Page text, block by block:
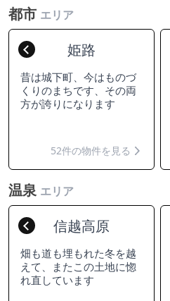
都市 エリア
Previous姫路
昔は城下町、今はものづ
くりのまちです、その両
方が誇りになります
52件の物件を見る
温泉 エリア
Previous
信越高原
畑も道も埋もれた冬を越
えて、またこの土地に惚
れ直しています